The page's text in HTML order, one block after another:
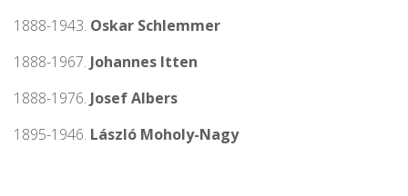
1888-1943. Oskar Schlemmer
1888-1967. Johannes Itten
1888-1976. Josef Albers
1895-1946. László Moholy-Nagy